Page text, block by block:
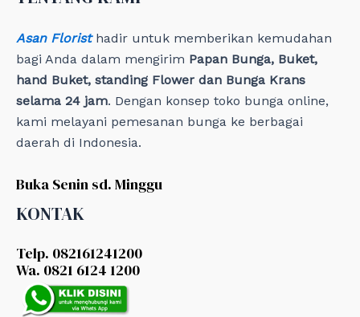
Asan Floristhadir untuk memberikan kemudahan
bagi Anda dalam mengirim Papan Bunga, Buket,
hand Buket, standing Flower dan Bunga Krans
selama 24 jam. Dengan konsep toko bunga online,
kami melayani pemesanan bunga ke berbagai
daerah di Indonesia.
Buka Senin sd. Minggu
KONTAK
Telp. 082161241200
Wa. 0821 6124 1200